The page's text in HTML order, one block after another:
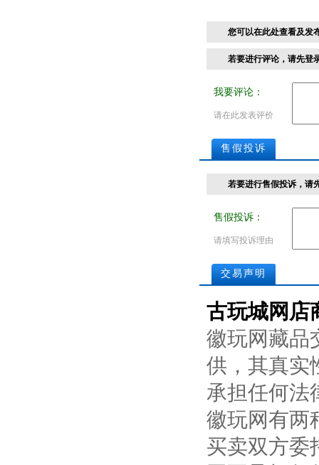
您可以在此处查看及发
若要进行评论，请先登
我要评论：
请在此发表评价
售假投诉
若要进行售假投诉，请
售假投诉：
请填写投诉理由
交易声明
古玩城网店
徽玩网藏品
供，其真实
承担任何法
徽玩网有两
买卖双方委